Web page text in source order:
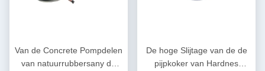
Van de Concrete Pompdelen
van natuurrubbersany de
De hoge Slijtage van de de
pijpkoker van Hardnes